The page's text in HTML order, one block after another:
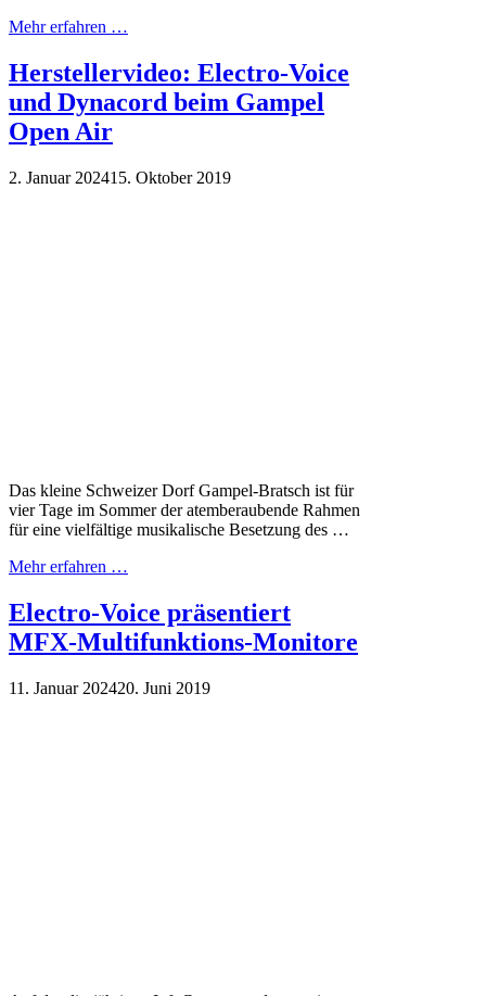
Mehr erfahren …
Herstellervideo: Electro-Voice
und Dynacord beim Gampel
Open Air
2. Januar 202415. Oktober 2019
Das kleine Schweizer Dorf Gampel-Bratsch ist für
vier Tage im Sommer der atemberaubende Rahmen
für eine vielfältige musikalische Besetzung des …
Mehr erfahren …
Electro-Voice präsentiert
MFX-Multifunktions-Monitore
11. Januar 202420. Juni 2019